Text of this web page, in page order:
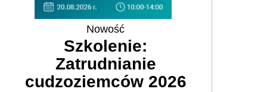
Nowość
Szkolenie:
Zatrudnianie
cudzoziemców 2026